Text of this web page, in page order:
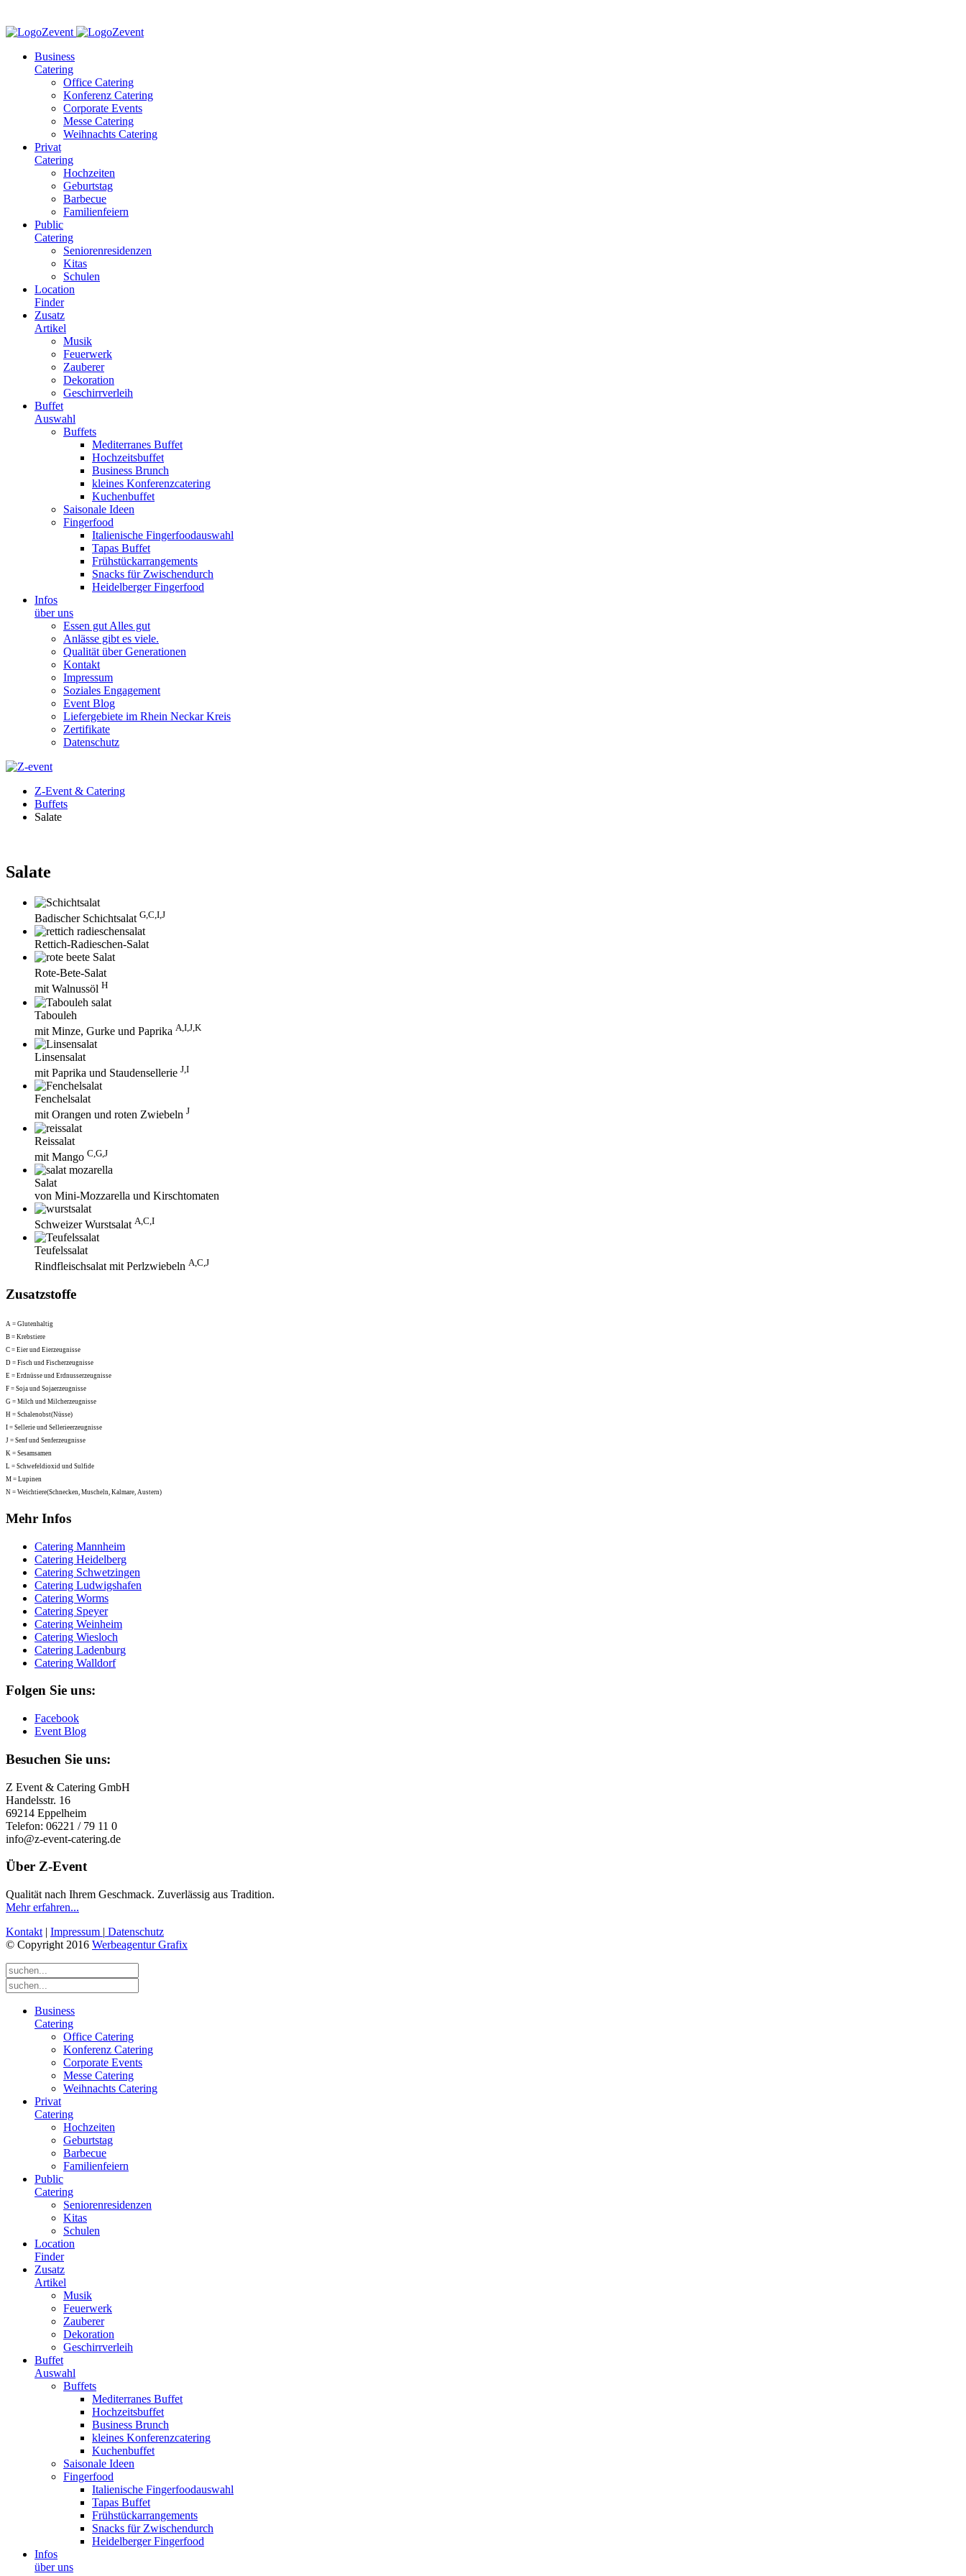
Business
Catering
Office Catering
Konferenz Catering
Corporate Events
Messe Catering
Weihnachts Catering
Privat
Catering
Hochzeiten
Geburtstag
Barbecue
Familienfeiern
Public
Catering
Seniorenresidenzen
Kitas
Schulen
Location
Finder
Zusatz
Artikel
Musik
Feuerwerk
Zauberer
Dekoration
Geschirrverleih
Buffet
Auswahl
Buffets
Mediterranes Buffet
Hochzeitsbuffet
Business Brunch
kleines Konferenzcatering
Kuchenbuffet
Saisonale Ideen
Fingerfood
Italienische Fingerfoodauswahl
Tapas Buffet
Frühstückarrangements
Snacks für Zwischendurch
Heidelberger Fingerfood
Infos
über uns
Essen gut Alles gut
Anlässe gibt es viele.
Qualität über Generationen
Kontakt
Impressum
Soziales Engagement
Event Blog
Liefergebiete im Rhein Neckar Kreis
Zertifikate
Datenschutz
Z-Event & Catering
Buffets
Salate
Salate
Badischer Schichtsalat G,C,I,J
Rettich-Radieschen-Salat
Rote-Bete-Salat
mit Walnussöl H
Tabouleh
mit Minze, Gurke und Paprika A,I,J,K
Linsensalat
mit Paprika und Staudensellerie J,I
Fenchelsalat
mit Orangen und roten Zwiebeln J
Reissalat
mit Mango C,G,J
Salat
von Mini-Mozzarella und Kirschtomaten
Schweizer Wurstsalat A,C,I
Teufelssalat
Rindfleischsalat mit Perlzwiebeln A,C,J
Zusatzstoffe
A = Glutenhaltig
B = Krebstiere
C = Eier und Eierzeugnisse
D = Fisch und Fischerzeugnisse
E = Erdnüsse und Erdnusserzeugnisse
F = Soja und Sojaerzeugnisse
G = Milch und Milcherzeugnisse
H = Schalenobst(Nüsse)
I = Sellerie und Sellerieerzeugnisse
J = Senf und Senferzeugnisse
K = Sesamsamen
L = Schwefeldioxid und Sulfide
M = Lupinen
N = Weichtiere(Schnecken, Muscheln, Kalmare, Austern)
Mehr Infos
Catering Mannheim
Catering Heidelberg
Catering Schwetzingen
Catering Ludwigshafen
Catering Worms
Catering Speyer
Catering Weinheim
Catering Wiesloch
Catering Ladenburg
Catering Walldorf
Folgen Sie uns:
Facebook
Event Blog
Besuchen Sie uns:
Z Event & Catering GmbH
Handelsstr. 16
69214 Eppelheim
Telefon: 06221 / 79 11 0
info@z-event-catering.de
Über Z-Event
Qualität nach Ihrem Geschmack. Zuverlässig aus Tradition.
Mehr erfahren...
Kontakt | Impressum | Datenschutz
© Copyright 2016 Werbeagentur Grafix
Business
Catering
Office Catering
Konferenz Catering
Corporate Events
Messe Catering
Weihnachts Catering
Privat
Catering
Hochzeiten
Geburtstag
Barbecue
Familienfeiern
Public
Catering
Seniorenresidenzen
Kitas
Schulen
Location
Finder
Zusatz
Artikel
Musik
Feuerwerk
Zauberer
Dekoration
Geschirrverleih
Buffet
Auswahl
Buffets
Mediterranes Buffet
Hochzeitsbuffet
Business Brunch
kleines Konferenzcatering
Kuchenbuffet
Saisonale Ideen
Fingerfood
Italienische Fingerfoodauswahl
Tapas Buffet
Frühstückarrangements
Snacks für Zwischendurch
Heidelberger Fingerfood
Infos
über uns